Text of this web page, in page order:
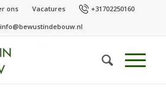
ons Vacatures
+31702250160
info@bewustindebouw.nl